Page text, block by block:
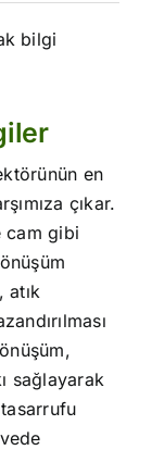
bilgi
en
çıkar.
cam gibi
atık
sağlayarak